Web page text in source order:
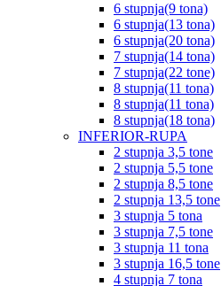
6 stupnja(9 tona)
6 stupnja(13 tona)
6 stupnja(20 tona)
7 stupnja(14 tona)
7 stupnja(22 tone)
8 stupnja(11 tona)
8 stupnja(11 tona)
8 stupnja(18 tona)
INFERIOR-RUPA
2 stupnja 3,5 tone
2 stupnja 5,5 tone
2 stupnja 8,5 tone
2 stupnja 13,5 tone
3 stupnja 5 tona
3 stupnja 7,5 tone
3 stupnja 11 tona
3 stupnja 16,5 tone
4 stupnja 7 tona